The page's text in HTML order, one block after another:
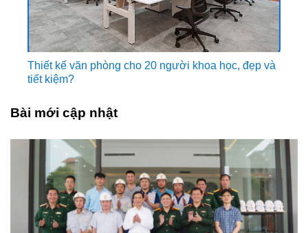
Thiết kế văn phòng cho 20 người khoa học, đẹp và
tiết kiệm?
Bài mới cập nhật